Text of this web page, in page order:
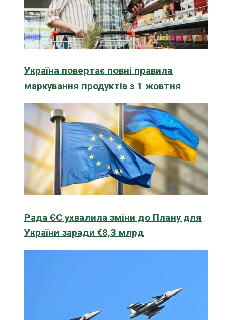
Україна повертає повні правила
маркування продуктів з 1 жовтня
Рада ЄС ухвалила зміни до Плану для
України заради €8,3 млрд